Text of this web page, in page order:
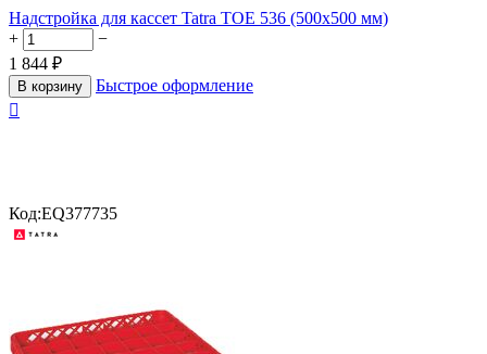
Надстройка для кассет Tatra TOE 536 (500х500 мм)
+
−
1 844 ₽
В корзину
Быстрое оформление

Код:EQ377735